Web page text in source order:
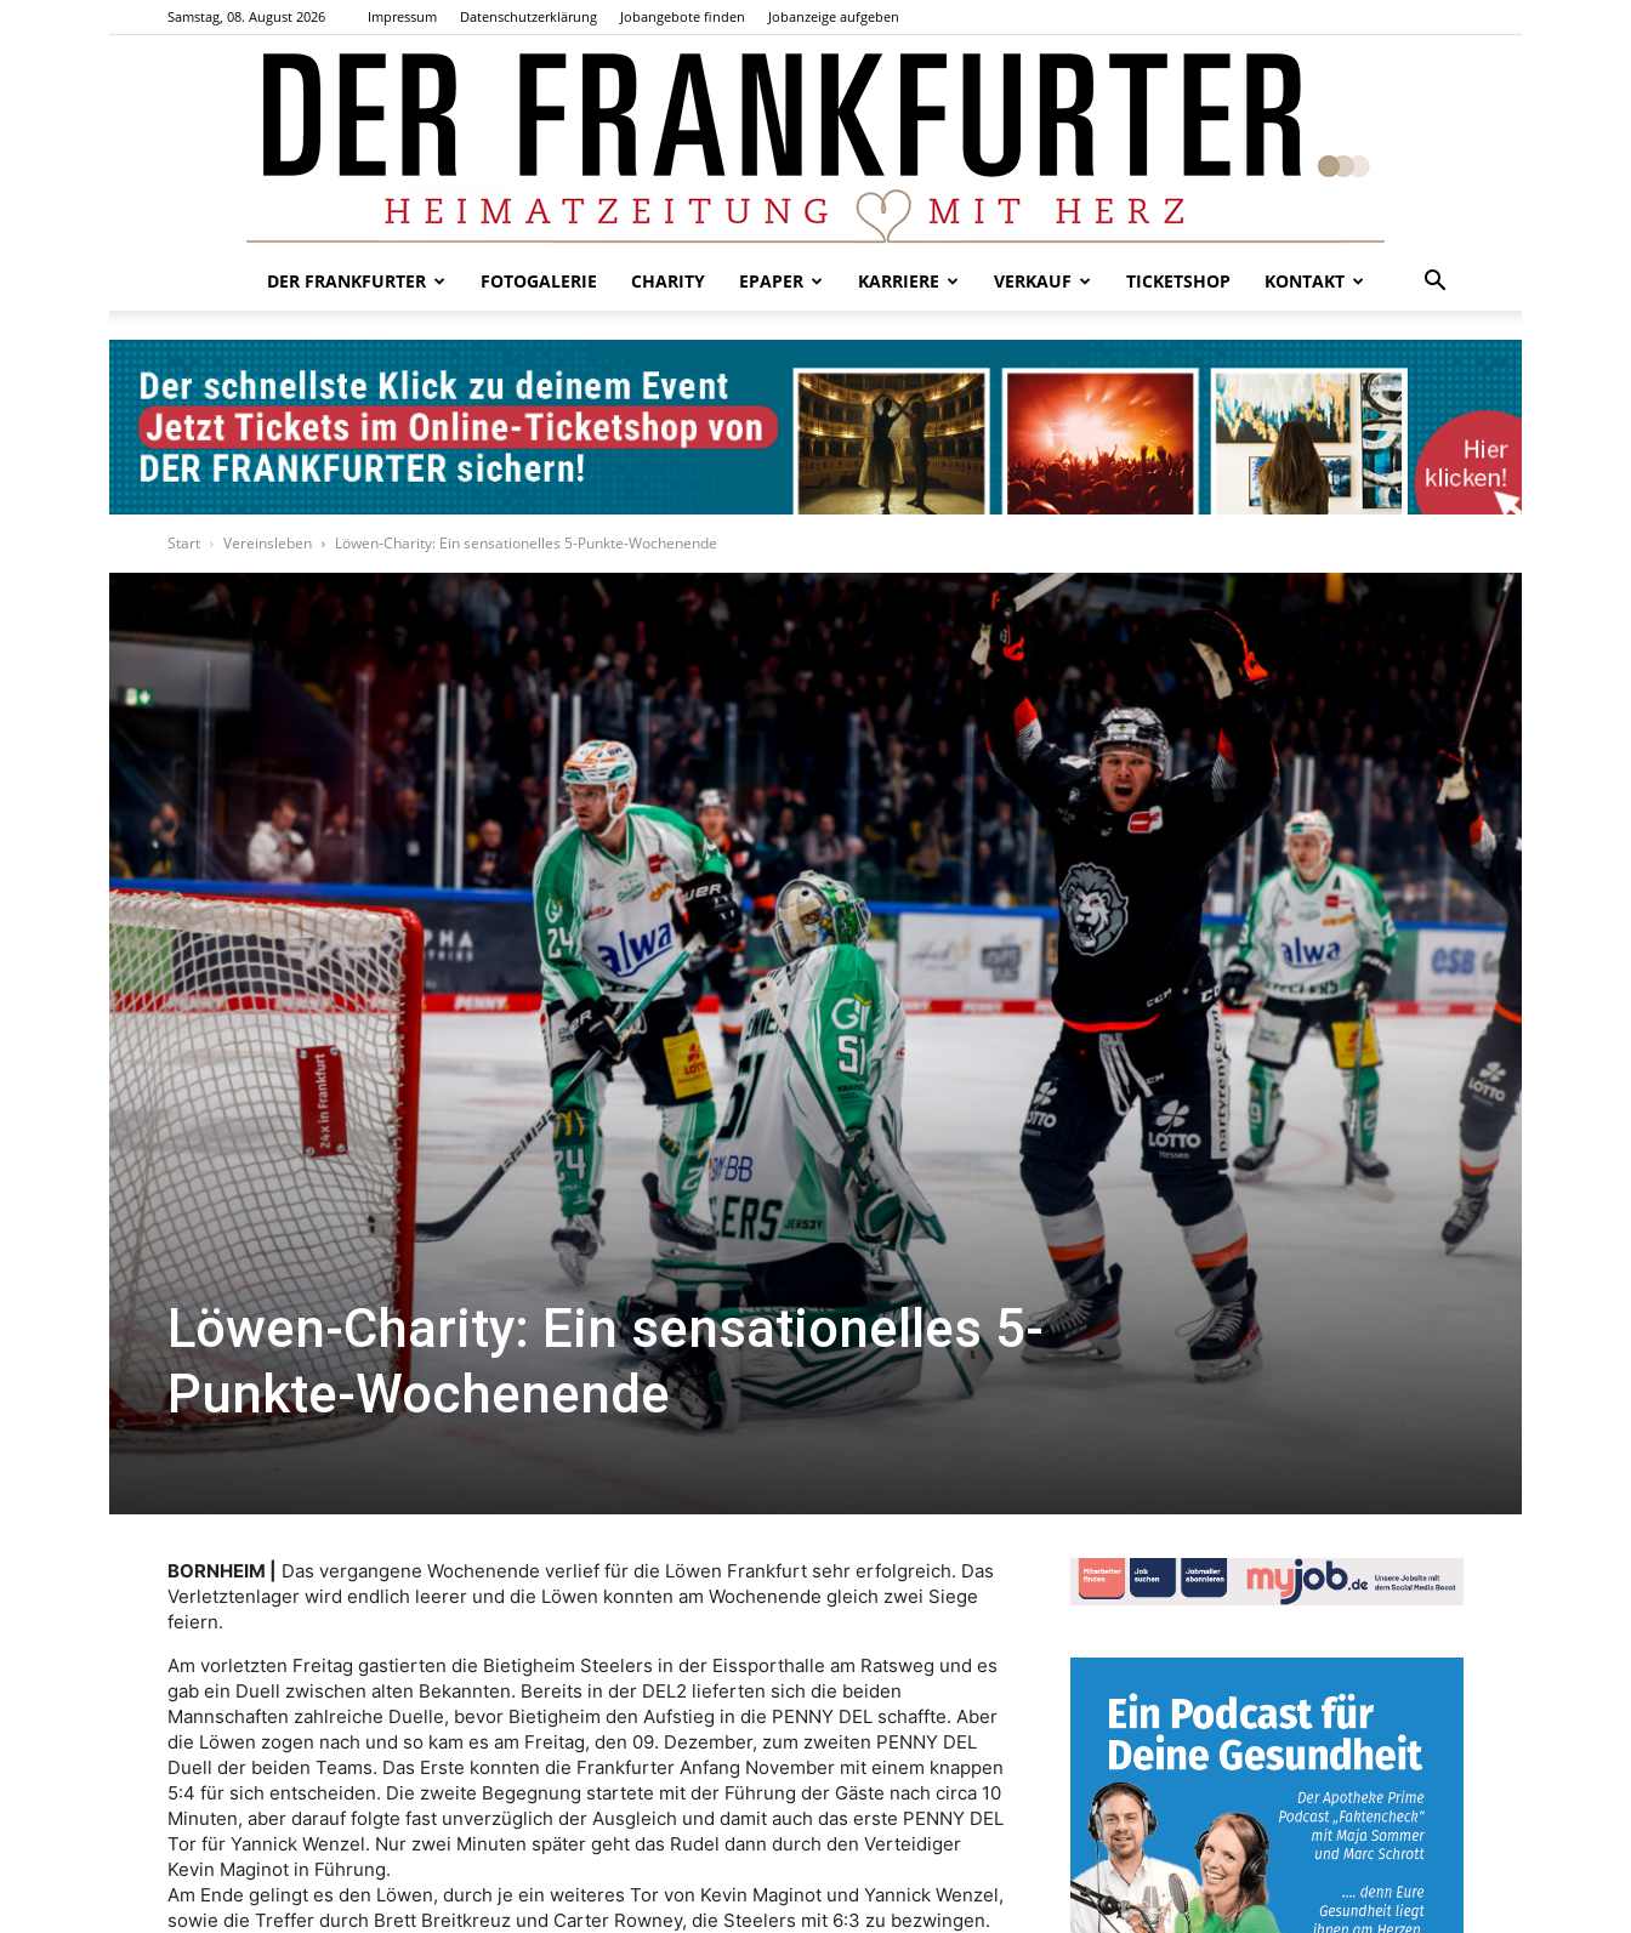
Samstag, 08. August 2026 Impressum Datenschutzerklärung Jobangebote finden Jobanzeige aufgeben
Frankfurter
DER FRANKFURTER FOTOGALERIE CHARITY EPAPER KARRIERE VERKAUF TICKETSHOP KONTAKT
Start Vereinsleben Löwen-Charity: Ein sensationelles 5-Punkte-Wochenende
Löwen-Charity: Ein sensationelles 5-
Punkte-Wochenende
BORNHEIM |
Das vergangene Wochenende verlief für die Löwen Frankfurt sehr erfolgreich. Das
Verletztenlager wird endlich leerer und die Löwen konnten am Wochenende gleich zwei Siege
feiern.
Am vorletzten Freitag gastierten die Bietigheim Steelers in der Eissporthalle am Ratsweg und es
gab ein Duell zwischen alten Bekannten. Bereits in der DEL2 lieferten sich die beiden
Mannschaften zahlreiche Duelle, bevor Bietigheim den Aufstieg in die PENNY DEL schaffte. Aber
die Löwen zogen nach und so kam es am Freitag, den 09. Dezember, zum zweiten PENNY DEL
Duell der beiden Teams. Das Erste konnten die Frankfurter Anfang November mit einem knappen
5:4 für sich entscheiden. Die zweite Begegnung startete mit der Führung der Gäste nach circa 10
Minuten, aber darauf folgte fast unverzüglich der Ausgleich und damit auch das erste PENNY DEL
Tor für Yannick Wenzel. Nur zwei Minuten später geht das Rudel dann durch den Verteidiger
Kevin Maginot in Führung.
Am Ende gelingt es den Löwen, durch je ein weiteres Tor von Kevin Maginot und Yannick Wenzel,
sowie die Treffer durch Brett Breitkreuz und Carter Rowney, die Steelers mit 6:3 zu bezwingen.